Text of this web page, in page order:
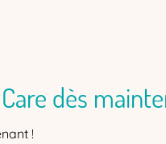
dès
!